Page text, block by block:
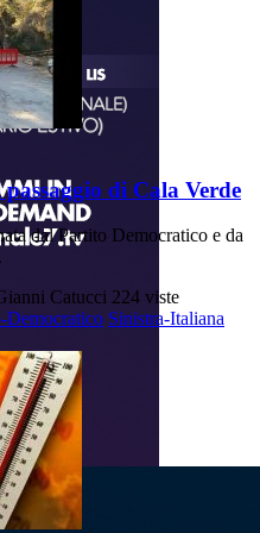
di Cala Verde
dal Partito Democratico e da
Catucci 224 viste
Democratico Sinistra-Italiana